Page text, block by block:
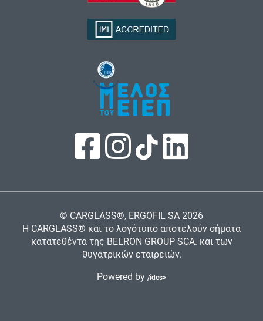
© CARGLASS®, ERGOFIL SA 2026
Η CARGLASS® και το λογότυπο αποτελούν σήματα
κατατεθέντα της BELRON GROUP SCA. και των
θυγατρικών εταιρειών.
Powered by /idcs>